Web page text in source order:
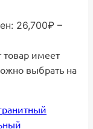
26,700₽ –
товар имеет
выбрать на